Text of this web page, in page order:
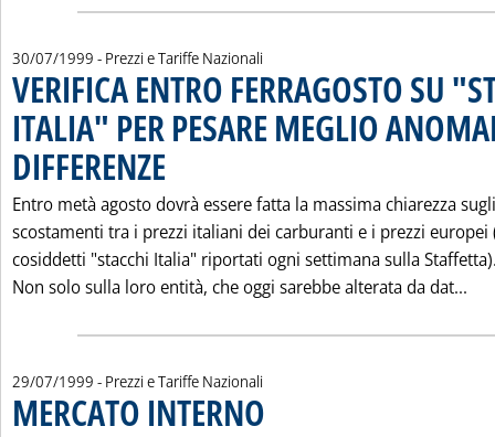
30/07/1999 - Prezzi e Tariffe Nazionali
VERIFICA ENTRO FERRAGOSTO SU
ITALIA" PER PESARE MEGLIO
DIFFERENZE
Entro metà agosto dovrà essere fatta la massima chiarezza sugli
scostamenti tra i prezzi italiani dei carburanti e i prezzi europei
cosiddetti "stacchi Italia" riportati ogni settimana sulla
Non solo sulla loro entità, che oggi sarebbe alterata da dat...
29/07/1999 - Prezzi e Tariffe Nazionali
MERCATO INTERNO